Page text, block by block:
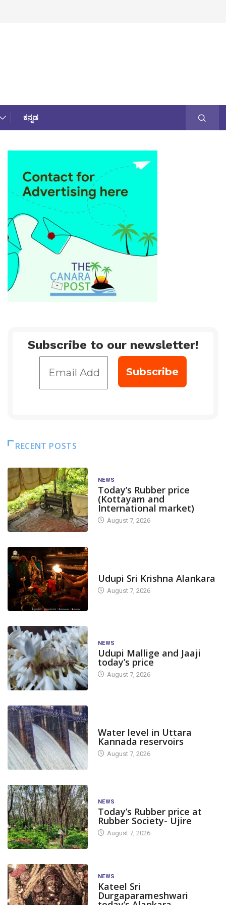
ಕನ್ನಡ
APPLICATIONS/NOTIFICATIONS
DAKSHINA KANNADA
ಹುದ್ದೆ: ನೇರ ಸಂದರ್ಶನ
August 13, 2024
Subscribe to our newsletter!
RECENT POSTS
NEWS
Today’s Rubber price
(Kottayam and
International market)
August 7, 2026
Udupi Sri Krishna Alankara
August 7, 2026
NEWS
Udupi Mallige and Jaaji
today’s price
August 7, 2026
Water level in Uttara
Kannada reservoirs
August 7, 2026
NEWS
Today’s Rubber price at
Rubber Society- Ujire
August 7, 2026
NEWS
Kateel Sri
Durgaparameshwari